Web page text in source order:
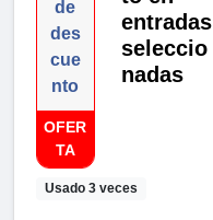
de
des
cue
nto
OFER
TA
Usado 3 veces
entradas
seleccio
nadas